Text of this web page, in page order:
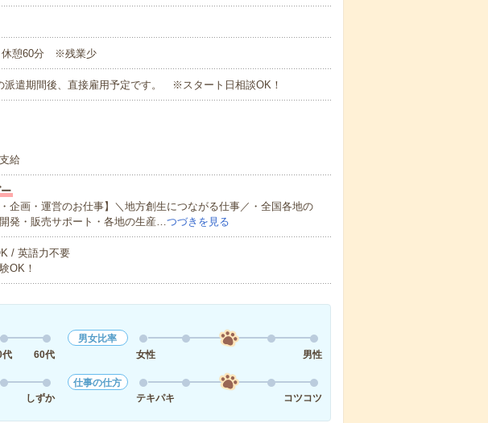
休憩60分 ※残業少
派遣期間後、直接雇用予定です。 ※スタート日相談OK！
給
企画・運営のお仕事】＼地方創生につながる仕事／・全国各地の
発・販売サポート・各地の生産…つづきを見る
/ 英語力不要
OK！
代 60代
男女比率
女性
男性
しずか
仕事の仕方
テキパキ
コツコツ